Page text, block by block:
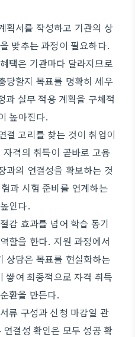
획서를 작성하고 기관의 상
맞추는 과정이 필요하다.
택은 기관마다 달라지므로
당할지 목표를 명확히 세우
과 실무 적용 계획을 구체적
높아진다.
결 고리를 찾는 것이 취업이
격의 취득이 곧바로 고용
과의 연결성을 확보하는 것
과 시험 준비를 연계하는
인다.
감 효과를 넘어 학습 동기
할을 한다. 지원 과정에서
상담은 목표를 현실화하는
쌓여 최종적으로 자격 취득
환을 만든다.
류 구성과 신청 마감일 관
결성 확인은 모두 성공 확